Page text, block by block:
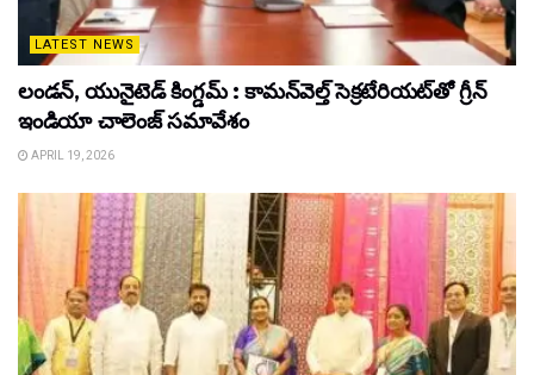
LATEST NEWS
లండన్, యునైటెడ్ కింగ్డమ్ : కామన్‌వెల్త్ సెక్రటేరియట్‌తో గ్రీన్
ఇండియా చాలెంజ్ సమావేశం
APRIL 19, 2026